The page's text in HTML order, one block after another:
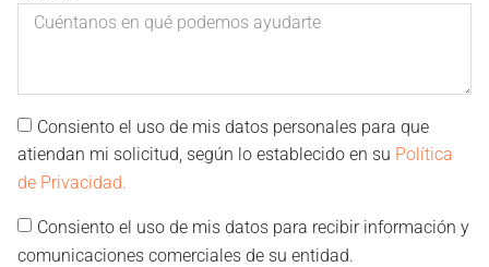
Consiento el uso de mis datos personales para que
atiendan mi solicitud, según lo establecido en su Política
de Privacidad.
Consiento el uso de mis datos para recibir información y
comunicaciones comerciales de su entidad.